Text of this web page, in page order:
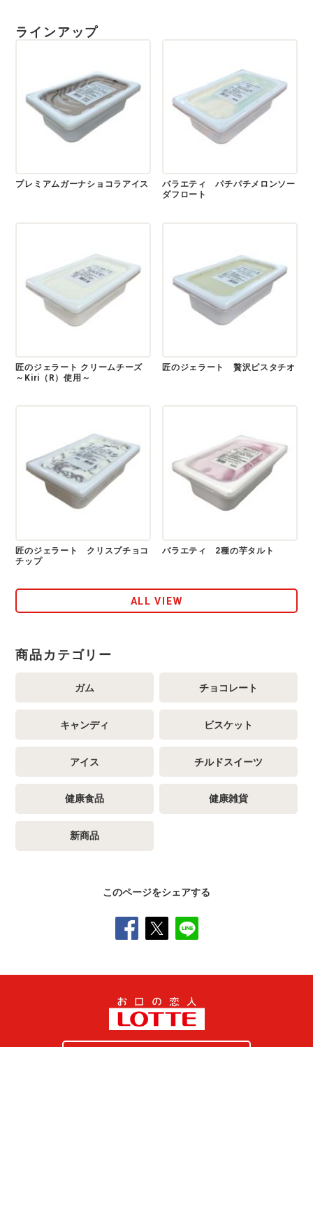
ラインアップ
プレミアムガーナショコラアイス
バラエティ パチパチメロンソー
ダフロート
匠のジェラート クリームチーズ
～Kiri（R）使用～
匠のジェラート 贅沢ピスタチオ
匠のジェラート クリスプチョコ
チップ
バラエティ 2種の芋タルト
ALL VIEW
商品カテゴリー
ガム チョコレート
キャンディ ビスケット
アイス チルドスイーツ
健康食品 健康雑貨
新商品
このページをシェアする